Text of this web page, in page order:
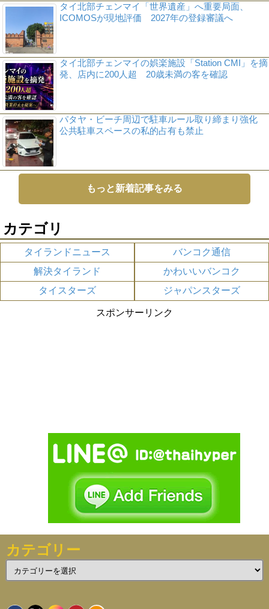
タイ北部チェンマイ「世界遺産」へ重要局面、
ICOMOSが現地評価 2027年の登録審議へ
タイ北部チェンマイの娯楽施設「Station CMI」を摘
発、店内に200人超 20歳未満の客を確認
パタヤ・ビーチ周辺で駐車ルール取り締まり強化
公共駐車スペースの私的占有も禁止
もっと新着記事をみる
カテゴリ
タイランドニュース
バンコク通信
解決タイランド
かわいいバンコク
タイスターズ
ジャパンスターズ
スポンサーリンク
カテゴリー
テ
リ